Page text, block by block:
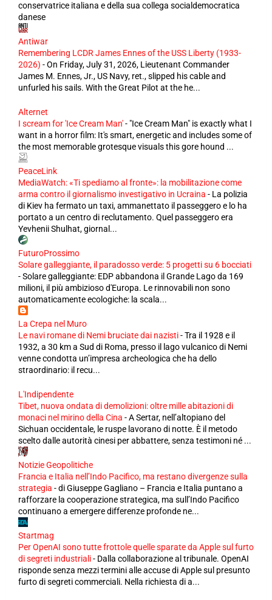
conservatrice italiana e della sua collega socialdemocratica
danese
Antiwar
Remembering LCDR James Ennes of the USS Liberty (1933-
2026) -On Friday, July 31, 2026, Lieutenant Commander
James M. Ennes, Jr., US Navy, ret., slipped his cable and
unfurled his sails. With the Great Pilot at the he...
Alternet
I scream for 'Ice Cream Man'- "Ice Cream Man" is exactly what I
want in a horror film: It's smart, energetic and includes some of
the most memorable grotesque visuals this gore hound ...
PeaceLink
MediaWatch: «Ti spediamo al fronte»: la mobilitazione come
arma contro il giornalismo investigativo in Ucraina - La polizia
di Kiev ha fermato un taxi, ammanettato il passeggero e lo ha
portato a un centro di reclutamento. Quel passeggero era
Yevhenii Shulhat, giornal...
FuturoProssimo
Solare galleggiante, il paradosso verde: 5 progetti su 6 bocciati
-Solare galleggiante: EDP abbandona il Grande Lago da 169
milioni, il più ambizioso d'Europa. Le rinnovabili non sono
automaticamente ecologiche: la scala...
La Crepa nel Muro
Le navi romane di Nemi bruciate dai nazisti-Tra il 1928 e il
1932, a 30 km a Sud di Roma, presso il lago vulcanico di Nemi
venne condotta un’impresa archeologica che ha dello
straordinario: il recu...
L'Indipendente
Tibet, nuova ondata di demolizioni: oltre mille abitazioni di
monaci nel mirino della Cina -A Sertar, nell’altopiano del
Sichuan occidentale, le ruspe lavorano di notte. È il metodo
scelto dalle autorità cinesi per abbattere, senza testimoni né ...
Notizie Geopolitiche
Francia e Italia nell’Indo Pacifico, ma restano divergenze sulla
strategia -di Giuseppe Gagliano – Francia e Italia puntano a
rafforzare la cooperazione strategica, ma sull’Indo Pacifico
continuano a emergere differenze profonde ne...
Startmag
Per OpenAI sono tutte frottole quelle sparate da Apple sul furto
di segreti industriali- Dalla collaborazione al tribunale. OpenAI
risponde senza mezzi termini alle accuse di Apple sul presunto
furto di segreti commerciali. Nella richiesta di a...